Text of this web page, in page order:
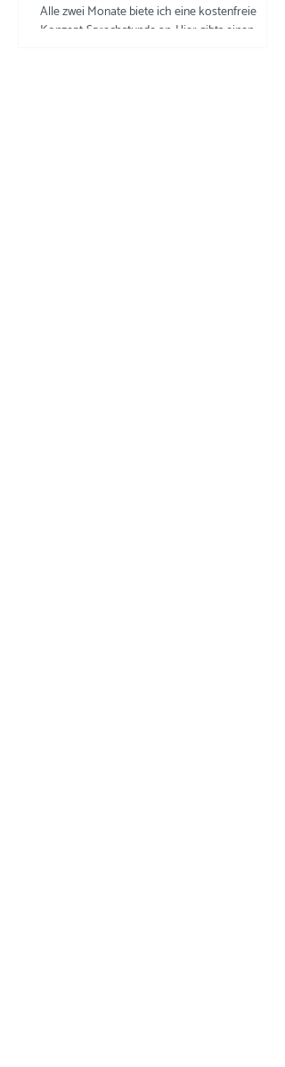
Alle zwei Monate biete ich eine kostenfreie
Konzept-Sprechstunde an. Hier gibts einen